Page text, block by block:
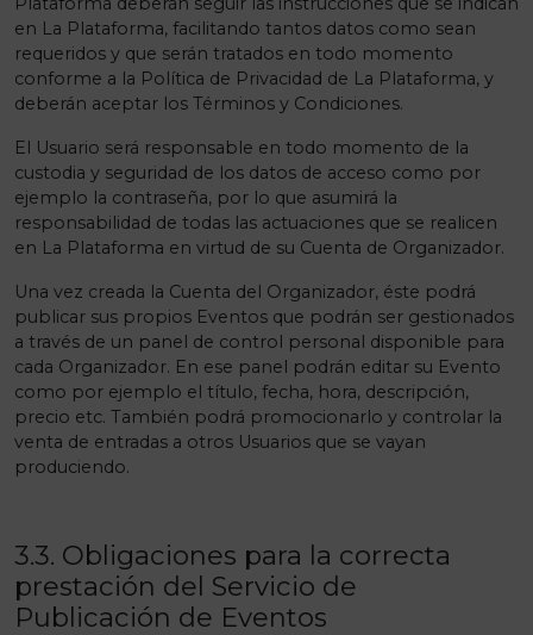
en La Plataforma, facilitando tantos datos como sean
requeridos y que serán tratados en todo momento
conforme a la Política de Privacidad de La Plataforma, y
deberán aceptar los Términos y Condiciones.
El Usuario será responsable en todo momento de la
custodia y seguridad de los datos de acceso como por
ejemplo la contraseña, por lo que asumirá la
responsabilidad de todas las actuaciones que se realicen
en La Plataforma en virtud de su Cuenta de Organizador.
Una vez creada la Cuenta del Organizador, éste podrá
publicar sus propios Eventos que podrán ser gestionados
a través de un panel de control personal disponible para
cada Organizador. En ese panel podrán editar su Evento
como por ejemplo el título, fecha, hora, descripción,
precio etc. También podrá promocionarlo y controlar la
venta de entradas a otros Usuarios que se vayan
produciendo.
3.3. Obligaciones para la correcta
prestación del Servicio de
Publicación de Eventos